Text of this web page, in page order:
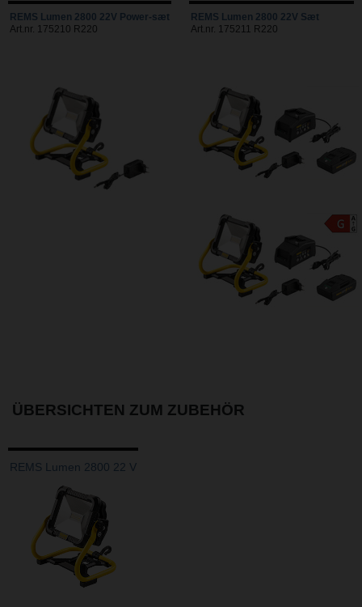
REMS Lumen 2800 22V Power-sæt
Art.nr. 175210 R220
REMS Lumen 2800 22V Sæt
Art.nr. 175211 R220
ÜBERSICHTEN ZUM ZUBEHÖR
REMS Lumen 2800 22 V